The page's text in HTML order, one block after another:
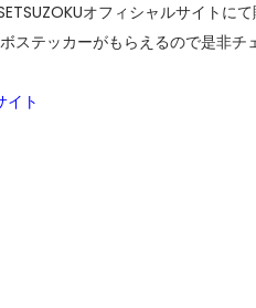
オフィシャルサイトに
ステッカーがもらえるので是非チ
イト